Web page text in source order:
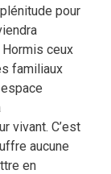
pour
ceux
familiaux
vivant. C’est
aucune
en